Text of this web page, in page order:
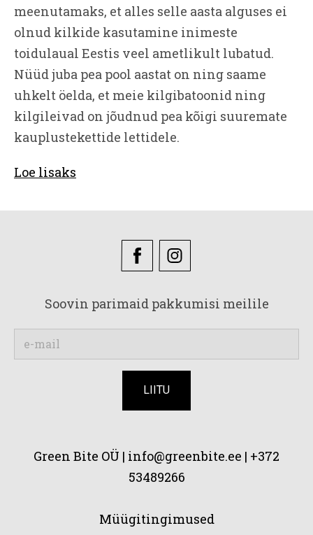
meenutamaks, et alles selle aasta alguses ei
olnud kilkide kasutamine inimeste
toidulaual Eestis veel ametlikult lubatud.
Nüüd juba pea pool aastat on ning saame
uhkelt öelda, et meie kilgibatoonid ning
kilgileivad on jõudnud pea kõigi suuremate
kauplustekettide lettidele.
Loe lisaks
Soovin parimaid pakkumisi meilile
Green Bite OÜ | info@greenbite.ee | +372
53489266
Müügitingimused